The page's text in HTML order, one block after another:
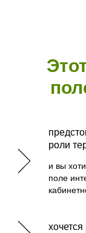
роли
и вы
поле